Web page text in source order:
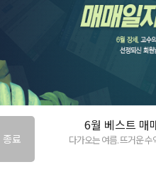
종료
6월 베스트 매
다가오는 여름. 뜨거운